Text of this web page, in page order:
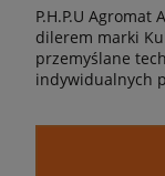
P.H.P.U
dilerem marki
przemyślane
indywidualnych